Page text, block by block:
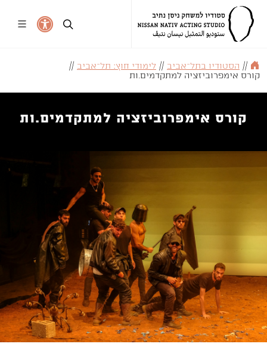
// הסטודיו בתל־אביב // לימודי חוץ: תל־אביב //
קורס אימפרוביזציה למתקדמים.ות
קורס אימפרוביזציה למתקדמים.ות